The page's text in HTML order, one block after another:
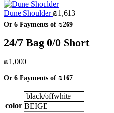
Dune Shoulder ₪1,613
Or 6 Payments of ₪269
24/7 Bag 0/0 Short
₪1,000
Or 6 Payments of ₪167
color
black/offwhite
BEIGE